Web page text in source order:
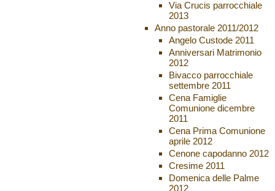
Via Crucis parrocchiale
2013
Anno pastorale 2011/2012
Angelo Custode 2011
Anniversari Matrimonio
2012
Bivacco parrocchiale
settembre 2011
Cena Famiglie
Comunione dicembre
2011
Cena Prima Comunione
aprile 2012
Cenone capodanno 2012
Cresime 2011
Domenica delle Palme
2012